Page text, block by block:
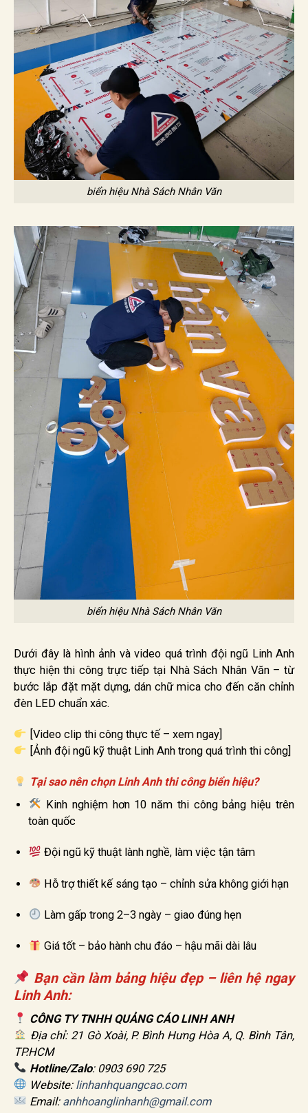
biển hiệu Nhà Sách Nhân Văn
biển hiệu Nhà Sách Nhân Văn
Dưới đây là hình ảnh và video quá trình đội ngũ Linh Anh
thực hiện thi công trực tiếp tại Nhà Sách Nhân Văn – từ
bước lắp đặt mặt dựng, dán chữ mica cho đến căn chỉnh
đèn LED chuẩn xác.
[Video clip thi công thực tế – xem ngay]
[Ảnh đội ngũ kỹ thuật Linh Anh trong quá trình thi công]
Tại sao nên chọn Linh Anh thi công biển hiệu?
Kinh nghiệm hơn 10 năm thi công bảng hiệu trên
toàn quốc
Đội ngũ kỹ thuật lành nghề, làm việc tận tâm
Hỗ trợ thiết kế sáng tạo – chỉnh sửa không giới hạn
Làm gấp trong 2–3 ngày – giao đúng hẹn
Giá tốt – bảo hành chu đáo – hậu mãi dài lâu
Bạn cần làm bảng hiệu đẹp – liên hệ ngay
Linh Anh:
CÔNG TY TNHH QUẢNG CÁO LINH ANH
Địa chỉ: 21 Gò Xoài, P. Bình Hưng Hòa A, Q. Bình Tân,
TP.HCM
Hotline/Zalo: 0903 690 725
Website: linhanhquangcao.com
Email: anhhoanglinhanh@gmail.com